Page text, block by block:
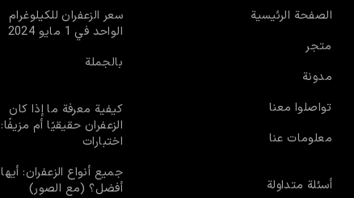
الصفحة الرئيسية
متجر
مدونة
تواصلوا معنا
معلومات عنا
أسئلة متداولة
سعر الزعفران للكيلوغرام
الواحد في 1 مايو 2024
بالجملة
كيفية معرفة ما إذا كان
اختبارات
جميع أنواع الزعفران: أيها
أفضل؟ (مع الصور)